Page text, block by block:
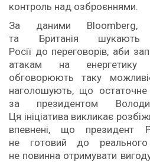
контроль над озброєннями.
За даними Bloomberg,
та Британія шукають
Росії до переговорів, аби
атакам на енергетику
обговорюють таку
наголошують, що остаточне
за президентом
Ця ініціатива викликає
впевнені, що президент
не готовий до
не повинна отримувати